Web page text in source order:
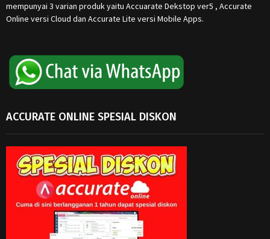
mempunyai 3 varian produk yaitu Accuarate Dekstop ver5 , Accurate
Online versi Cloud dan Accurate Lite versi Mobile Apps.
ACCURATE ONLINE SPESIAL DISKON